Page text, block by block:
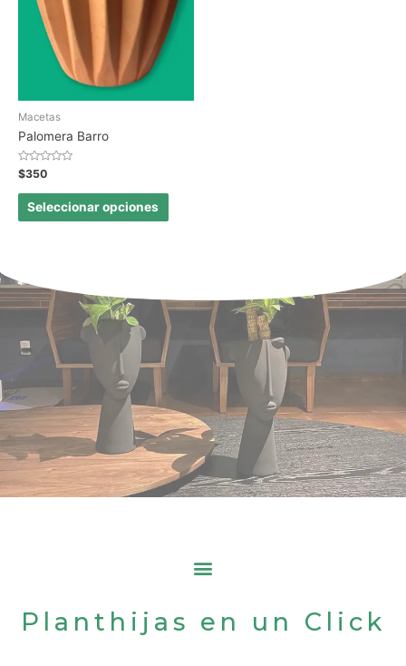
Macetas
Palomera Barro
Valorado
en
0
$350
Seleccionar opciones
Planthijas en un Click